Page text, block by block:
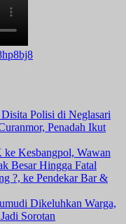
Polisi di Neglasari
Penadah Ikut
ke Kesbangpol, Wawan
Besar Hingga Fatal
?, ke Pendekar Bar &
Dikeluhkan Warga,
Sorotan